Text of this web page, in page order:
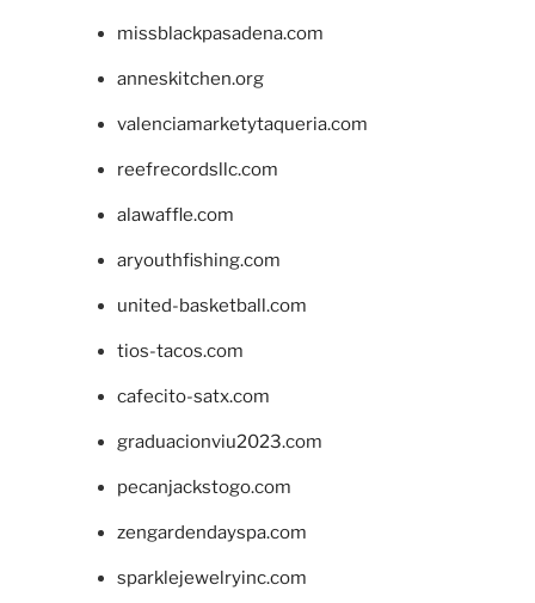
missblackpasadena.com
anneskitchen.org
valenciamarketytaqueria.com
reefrecordsllc.com
alawaffle.com
aryouthfishing.com
united-basketball.com
tios-tacos.com
cafecito-satx.com
graduacionviu2023.com
pecanjackstogo.com
zengardendayspa.com
sparklejewelryinc.com